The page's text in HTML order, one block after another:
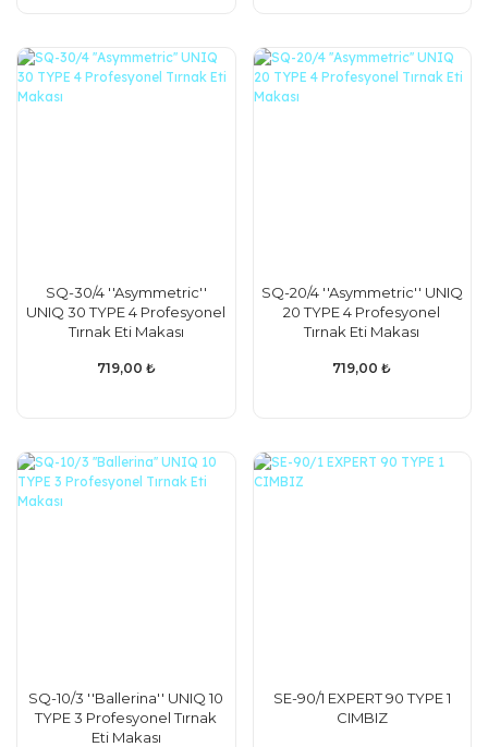
SQ-30/4 ''Asymmetric''
UNIQ 30 TYPE 4 Profesyonel
Tırnak Eti Makası
719,00 ₺
SQ-20/4 ''Asymmetric'' UNIQ
20 TYPE 4 Profesyonel
Tırnak Eti Makası
719,00 ₺
SQ-10/3 ''Ballerina'' UNIQ 10
TYPE 3 Profesyonel Tırnak
Eti Makası
SE-90/1 EXPERT 90 TYPE 1
CIMBIZ